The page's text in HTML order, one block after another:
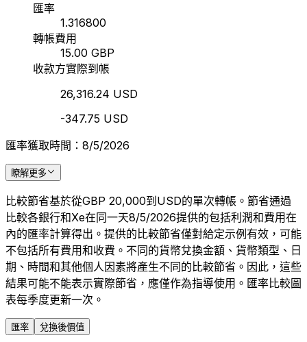
匯率
1.316800
轉帳費用
15.00 GBP
收款方實際到帳
26,316.24 USD
-347.75 USD
匯率獲取時間：8/5/2026
瞭解更多
比較節省基於從GBP 20,000到USD的單次轉帳。節省通過
比較各銀行和Xe在同一天8/5/2026提供的包括利潤和費用在
內的匯率計算得出。提供的比較節省僅對給定示例有效，可能
不包括所有費用和收費。不同的貨幣兌換金額、貨幣類型、日
期、時間和其他個人因素將產生不同的比較節省。因此，這些
結果可能不能表示實際節省，應僅作為指導使用。匯率比較圖
表每季度更新一次。
匯率 兌換後價值